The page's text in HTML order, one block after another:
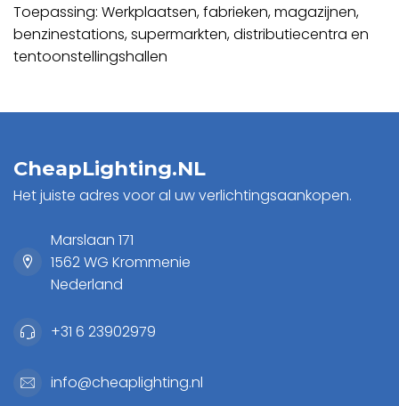
Toepassing: Werkplaatsen, fabrieken, magazijnen,
benzinestations, supermarkten, distributiecentra en
tentoonstellingshallen
CheapLighting.NL
Het juiste adres voor al uw verlichtingsaankopen.
Marslaan 171
1562 WG Krommenie
Nederland
+31 6 23902979
info@cheaplighting.nl